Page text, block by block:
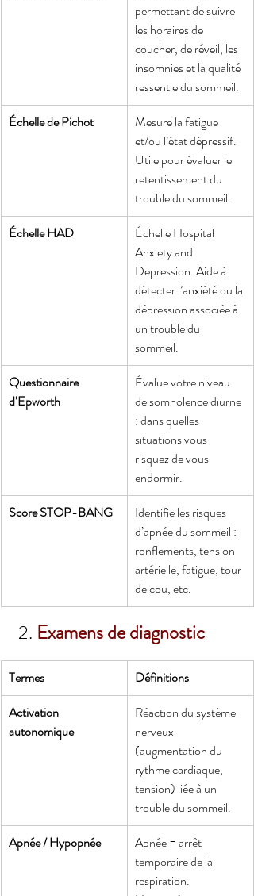
permettant de suivre
les horaires de
coucher, de réveil, les
insomnies et la qualité
ressentie du sommeil.
Échelle de Pichot
Mesure la fatigue
et/ou l’état dépressif.
Utile pour évaluer le
retentissement du
trouble du sommeil.
Échelle HAD
Échelle Hospital
Anxiety and
Depression. Aide à
détecter l’anxiété ou la
dépression associée à
un trouble du
sommeil.
Questionnaire
d’Epworth
Évalue votre niveau
de somnolence diurne
: dans quelles
situations vous
risquez de vous
endormir.
Score STOP-BANG
Identifie les risques
d’apnée du sommeil :
ronflements, tension
artérielle, fatigue, tour
de cou, etc.
2. Examens de diagnostic
Termes
Définitions
Activation
autonomique
Réaction du système
nerveux
(augmentation du
rythme cardiaque,
tension) liée à un
trouble du sommeil.
Apnée / Hypopnée
Apnée = arrêt
temporaire de la
respiration.